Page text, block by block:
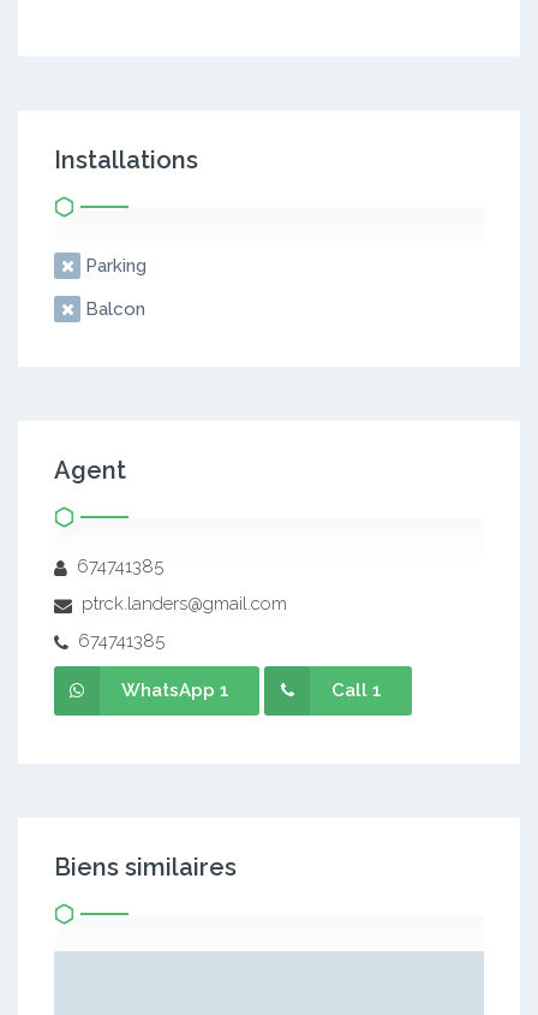
Installations
Parking
Balcon
Agent
674741385
ptrck.landers@gmail.com
674741385
WhatsApp 1 Call 1
Biens similaires